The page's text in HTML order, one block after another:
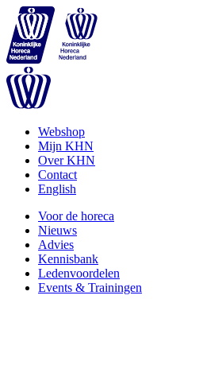
Webshop
Mijn KHN
Over KHN
Contact
English
Voor de horeca
Nieuws
Advies
Kennisbank
Ledenvoordelen
Events & Trainingen